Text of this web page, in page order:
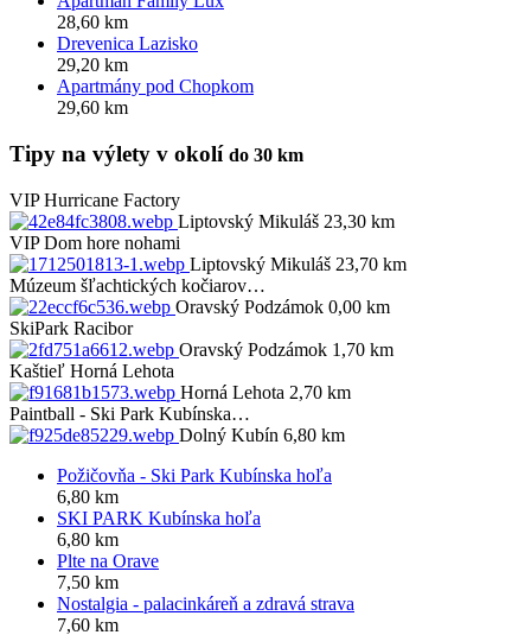
28,60 km
Drevenica Lazisko
29,20 km
Apartmány pod Chopkom
29,60 km
Tipy na výlety v okolí do 30 km
VIPHurricane Factory
Liptovský Mikuláš 23,30 km
VIPDom hore nohami
Liptovský Mikuláš 23,70 km
Múzeum šľachtických kočiarov…
Oravský Podzámok 0,00 km
SkiPark Racibor
Oravský Podzámok 1,70 km
Kaštieľ Horná Lehota
Horná Lehota 2,70 km
Paintball - Ski Park Kubínska…
Dolný Kubín 6,80 km
Požičovňa - Ski Park Kubínska hoľa
6,80 km
SKI PARK Kubínska hoľa
6,80 km
Plte na Orave
7,50 km
Nostalgia - palacinkáreň a zdravá strava
7,60 km